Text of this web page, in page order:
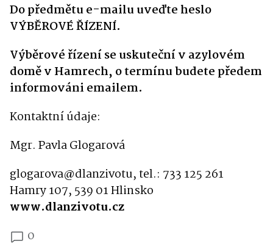
Do předmětu e-mailu uveďte heslo
VÝBĚROVÉ ŘÍZENÍ.
Výběrové řízení se uskuteční v azylovém
domě v Hamrech, o termínu budete předem
informováni emailem.
Kontaktní údaje:
Mgr. Pavla Glogarová
glogarova@dlanzivotu, tel.: 733 125 261
Hamry 107, 539 01 Hlinsko
www.dlanzivotu.cz
0